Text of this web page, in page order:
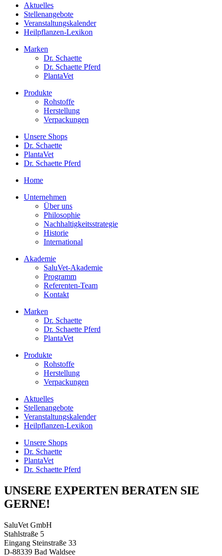
Aktuelles
Stellenangebote
Veranstaltungskalender
Heilpflanzen-Lexikon
Marken
Dr. Schaette
Dr. Schaette Pferd
PlantaVet
Produkte
Rohstoffe
Herstellung
Verpackungen
Unsere Shops
Dr. Schaette
PlantaVet
Dr. Schaette Pferd
Home
Unternehmen
Über uns
Philosophie
Nachhaltigkeitsstrategie
Historie
International
Akademie
SaluVet-Akademie
Programm
Referenten-Team
Kontakt
Marken
Dr. Schaette
Dr. Schaette Pferd
PlantaVet
Produkte
Rohstoffe
Herstellung
Verpackungen
Aktuelles
Stellenangebote
Veranstaltungskalender
Heilpflanzen-Lexikon
Unsere Shops
Dr. Schaette
PlantaVet
Dr. Schaette Pferd
UNSERE EXPERTEN BERATEN SIE
GERNE!
SaluVet GmbH
Stahlstraße 5
Eingang Steinstraße 33
D-88339 Bad Waldsee